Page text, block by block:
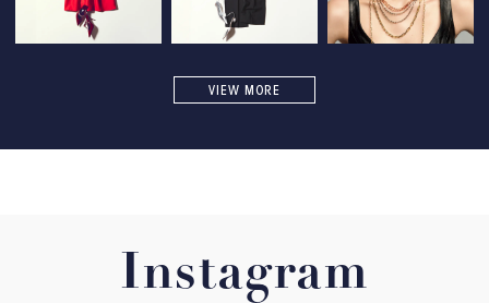
VIEW MORE
Instagram